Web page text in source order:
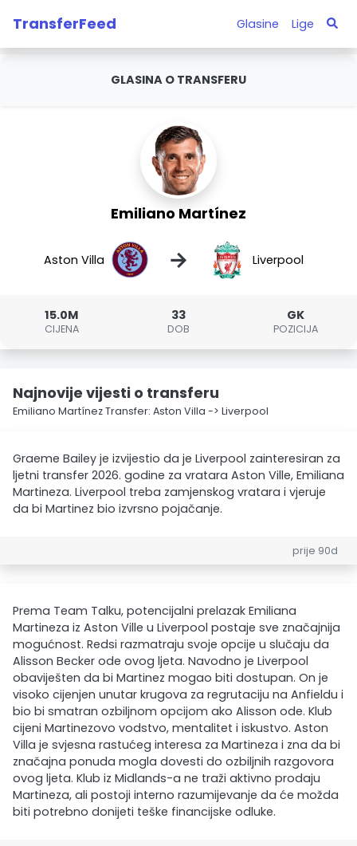
TransferFeed Glasine Lige
GLASINA O TRANSFERU
Emiliano Martínez
Aston Villa → Liverpool
15.0M
CIJENA
33
DOB
GK
POZICIJA
Najnovije vijesti o transferu
Emiliano Martínez Transfer: Aston Villa -> Liverpool
Graeme Bailey je izvijestio da je Liverpool zainteresiran za
ljetni transfer 2026. godine za vratara Aston Ville, Emiliana
Martineza. Liverpool treba zamjenskog vratara i vjeruje
da bi Martinez bio izvrsno pojačanje.
prije 90d
Prema Team Talku, potencijalni prelazak Emiliana
Martineza iz Aston Ville u Liverpool postaje sve značajnija
mogućnost. Redsi razmatraju svoje opcije u slučaju da
Alisson Becker ode ovog ljeta. Navodno je Liverpool
obaviješten da bi Martinez mogao biti dostupan. On je
visoko cijenjen unutar krugova za regrutaciju na Anfieldu i
bio bi smatran ozbiljnom opcijom ako Alisson ode. Klub
cijeni Martinezovo vodstvo, mentalitet i iskustvo. Aston
Villa je svjesna rastućeg interesa za Martineza i zna da bi
značajna ponuda mogla dovesti do ozbiljnih razgovora
ovog ljeta. Klub iz Midlands-a ne traži aktivno prodaju
Martineza, ali postoji interno razumijevanje da će možda
biti potrebno donijeti teške financijske odluke.